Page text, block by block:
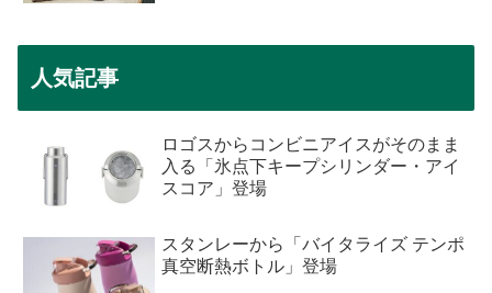
人気記事
ロゴスからコンビニアイスがそのまま
入る「氷点下キープシリンダー・アイ
スコア」登場
スタンレーから「バイタライズ テンポ
真空断熱ボトル」登場